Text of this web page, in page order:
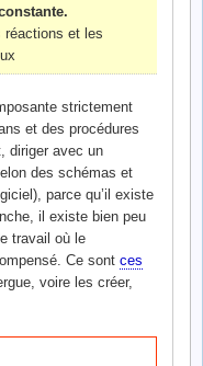
réactions et les
strictement
et des procédures
diriger avec un
des schémas et
parce qu’il existe
il existe bien peu
travail où le
Ce sont ces
voire les créer,